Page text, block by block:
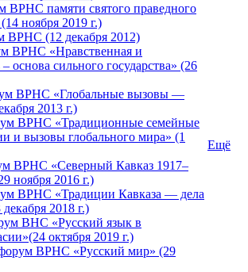
ВРНС памяти святого праведного
ноября 2019 г.)
ВРНС (12 декабря 2012)
ВРНС «Нравственная и
основа сильного государства» (26
ВРНС «Глобальные вызовы —
2013 г.)
ВРНС «Традиционные семейные
и вызовы глобального мира» (1
ВРНС «Северный Кавказ 1917–
ноября 2016 г.)
ВРНС «Традиции Кавказа — дела
2018 г.)
ВHС «Русский язык в
октября 2019 г.)
ВРНС «Русский мир» (29
Ещё